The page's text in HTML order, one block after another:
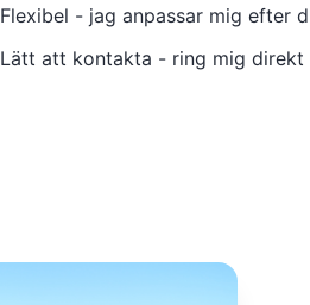
Flexibel - jag anpassar mig efter
Lätt att kontakta - ring mig direkt